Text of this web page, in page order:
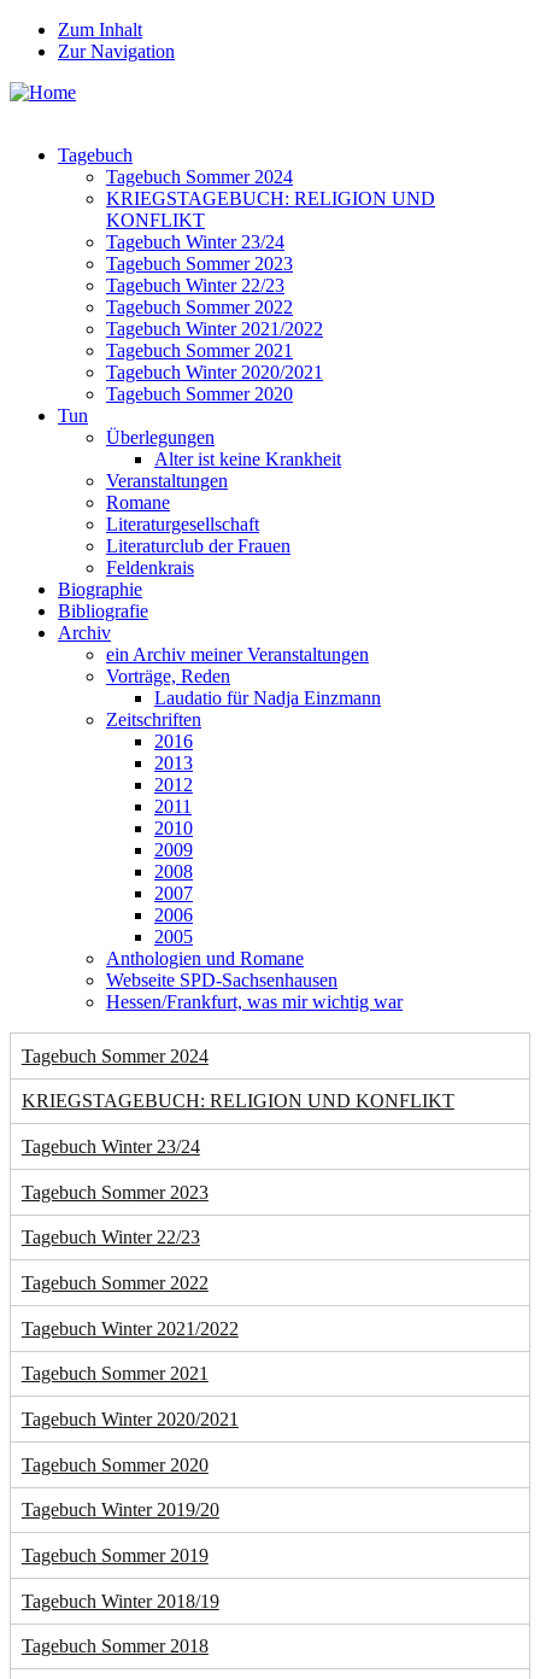
Zum Inhalt
Zur Navigation
Tagebuch
Tagebuch Sommer 2024
KRIEGSTAGEBUCH: RELIGION UND
KONFLIKT
Tagebuch Winter 23/24
Tagebuch Sommer 2023
Tagebuch Winter 22/23
Tagebuch Sommer 2022
Tagebuch Winter 2021/2022
Tagebuch Sommer 2021
Tagebuch Winter 2020/2021
Tagebuch Sommer 2020
Tun
Überlegungen
Alter ist keine Krankheit
Veranstaltungen
Romane
Literaturgesellschaft
Literaturclub der Frauen
Feldenkrais
Biographie
Bibliografie
Archiv
ein Archiv meiner Veranstaltungen
Vorträge, Reden
Laudatio für Nadja Einzmann
Zeitschriften
2016
2013
2012
2011
2010
2009
2008
2007
2006
2005
Anthologien und Romane
Webseite SPD-Sachsenhausen
Hessen/Frankfurt, was mir wichtig war
Tagebuch Sommer 2024
KRIEGSTAGEBUCH: RELIGION UND KONFLIKT
Tagebuch Winter 23/24
Tagebuch Sommer 2023
Tagebuch Winter 22/23
Tagebuch Sommer 2022
Tagebuch Winter 2021/2022
Tagebuch Sommer 2021
Tagebuch Winter 2020/2021
Tagebuch Sommer 2020
Tagebuch Winter 2019/20
Tagebuch Sommer 2019
Tagebuch Winter 2018/19
Tagebuch Sommer 2018